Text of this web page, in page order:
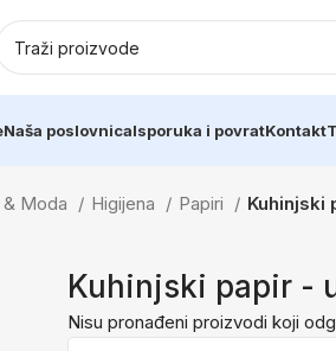
Naša poslovnicaIsporuka i povratKontakt
Moda Higijena Papiri Kuhinjski
Kuhinjski papir -
Nisu pronađeni proizvodi koji